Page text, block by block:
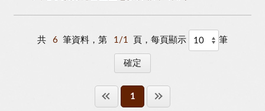
共 6 筆資料，第 1/1 頁，每頁顯示 筆
1